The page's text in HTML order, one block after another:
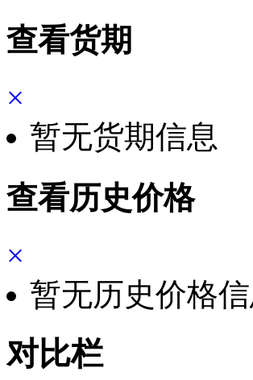
查看货期
×
暂无货期信息
查看历史价格
×
暂无历史价格
对比栏